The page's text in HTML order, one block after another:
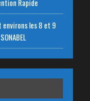
Rapide
les 8 et 9